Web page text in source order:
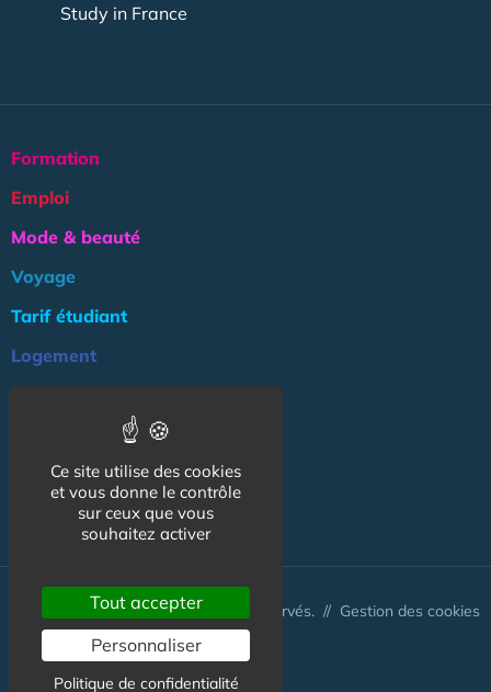
Study in France
Formation
Emploi
Mode & beauté
Voyage
Tarif étudiant
Logement
Association
NOS AUTRES SITES :
© CapCampus 2026 - Tous droits réservés. // Gestion des cookies
Ce site utilise des cookies
et vous donne le contrôle
sur ceux que vous
souhaitez activer
Tout accepter
Personnaliser
Politique de confidentialité